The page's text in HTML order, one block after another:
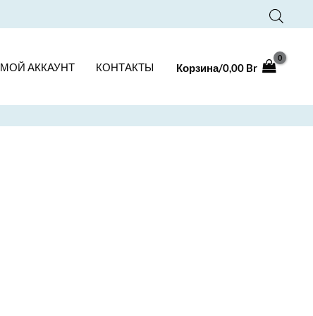
МОЙ АККАУНТ КОНТАКТЫ Корзина/0,00 Br